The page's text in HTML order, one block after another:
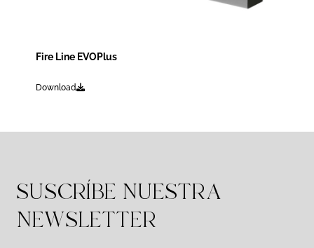
Fire Line EVOPlus
Download
SUSCRÍBE NUESTRA
NEWSLETTER